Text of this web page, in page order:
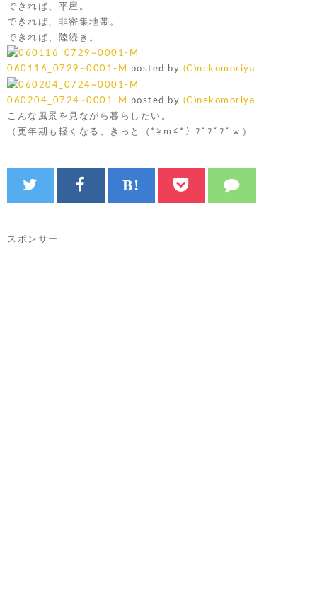
できれば、平屋。
できれば、非密集地帯。
できれば、陸続き。
060116_0729~0001-M posted by (C)nekomoriya
060204_0724~0001-M posted by (C)nekomoriya
こんな風景を見ながら暮らしたい。
（更年期も軽くなる、きっと（*≧ｍ≦*）ﾌﾟﾌﾟﾌﾟｗ）
スポンサー